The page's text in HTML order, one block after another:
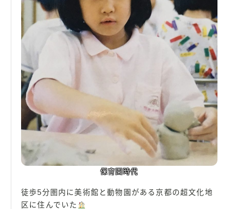
保育園時代
徒歩5分圏内に美術館と動物園がある京都の超文化地
区に住んでいた